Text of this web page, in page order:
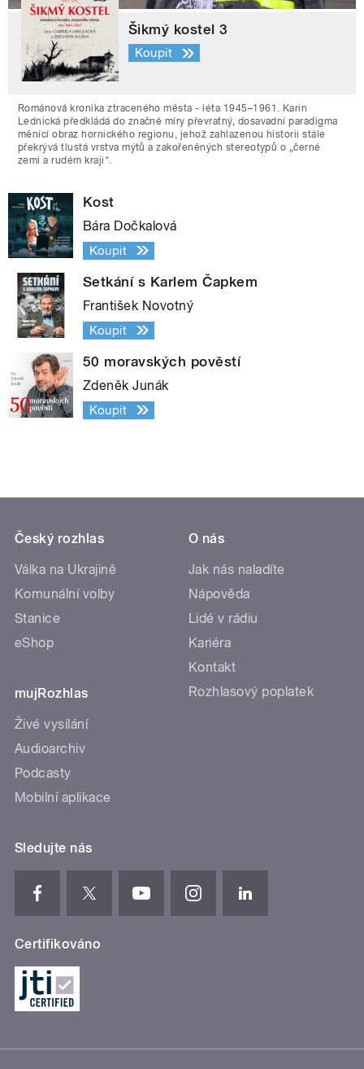
Šikmý kostel 3
Koupit
Románová kronika ztraceného města - léta 1945–1961. Karin
Lednická předkládá do značné míry převratný, dosavadní paradigma
měnící obraz hornického regionu, jehož zahlazenou historii stále
překrývá tlustá vrstva mýtů a zakořeněných stereotypů o „černé
zemi a rudém kraji“.
Kost
Bára Dočkalová
Koupit
Setkání s Karlem Čapkem
František Novotný
Koupit
50 moravských pověstí
Zdeněk Junák
Koupit
Český rozhlas
Válka na Ukrajině
Komunální volby
Stanice
eShop
mujRozhlas
Živé vysílání
Audioarchiv
Podcasty
Mobilní aplikace
O nás
Jak nás naladíte
Nápověda
Lidé v rádiu
Kariéra
Kontakt
Rozhlasový poplatek
Sledujte nás
Certifikováno